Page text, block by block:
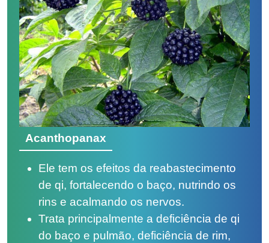
Acanthopanax
Ele tem os efeitos da reabastecimento
de qi, fortalecendo o baço, nutrindo os
rins e acalmando os nervos.
Trata principalmente a deficiência de qi
do baço e pulmão, deficiência de rim,